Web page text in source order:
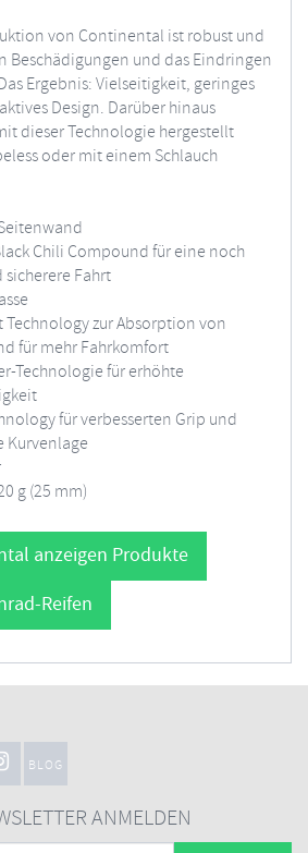
von Continental ist robust und
Beschädigungen und das Eindringen
Ergebnis: Vielseitigkeit, geringes
Design. Darüber hinaus
dieser Technologie hergestellt
oder mit einem Schlauch
Chili Compound für eine noch
Fahrt
Technology zur Absorption von
für mehr Fahrkomfort
Technologie für erhöhte
für verbesserten Grip und
Kurvenlage
g (25 mm)
anzeigen Produkte
Reifen
BLOG
ANMELDEN